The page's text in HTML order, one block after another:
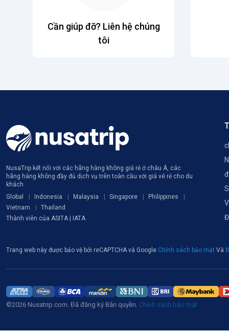
Cần giúp đỡ? Liên hệ chúng
tôi
NusaTrip kết nối với các hãng hàng không giá rẻ ở châu Á, các
hãng hàng không đầy đủ dịch vụ trên toàn cầu với giá vé rẻ cho du
khách
Global
Indonesia Malaysia Singapore
Philippines
Vietnam
Thailand
Thành viên của ASITA | IATA
Trang web này được bảo vệ bởi reCAPTCHA và Google Chính sách bảo mật Và
©2026 Nusatrip.com. Đã đăng ký Bản quyền. Chính sách bảo mật